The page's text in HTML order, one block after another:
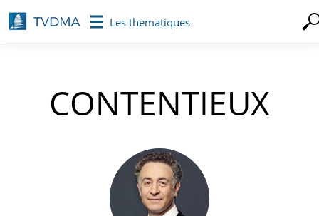
Aller
au
contenu
Les thématiques
CONTENTIEUX